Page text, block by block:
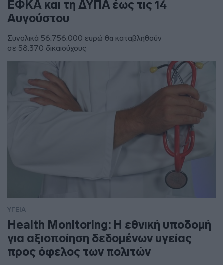
ΕΦΚΑ και τη ΔΥΠΑ έως τις 14
Αυγούστου
Συνολικά 56.756.000 ευρώ θα καταβληθούν
σε 58.370 δικαιούχους
ΥΓΕΙΑ
Health Monitoring: Η εθνική υποδομή
για αξιοποίηση δεδομένων υγείας
προς όφελος των πολιτών